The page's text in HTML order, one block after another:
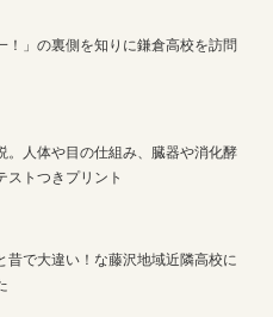
！」の裏側を知りに鎌倉高校を訪問
。人体や目の仕組み、臓器や消化酵
ストつきプリント
昔で大違い！な藤沢地域近隣高校に